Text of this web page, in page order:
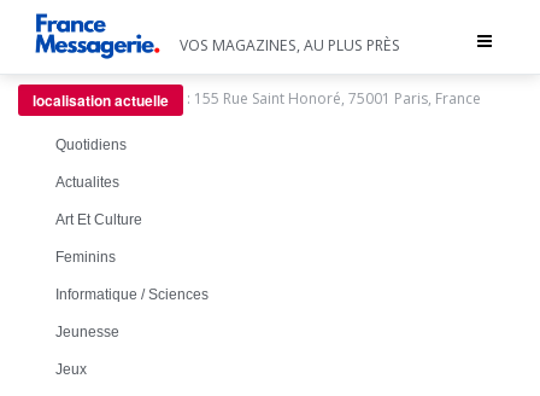
Toggle
VOS MAGAZINES, AU PLUS PRÈS
localisation actuelle : 155 Rue Saint Honoré, 75001 Paris, France
Quotidiens
Actualites
Art Et Culture
Feminins
Informatique / Sciences
Jeunesse
Jeux